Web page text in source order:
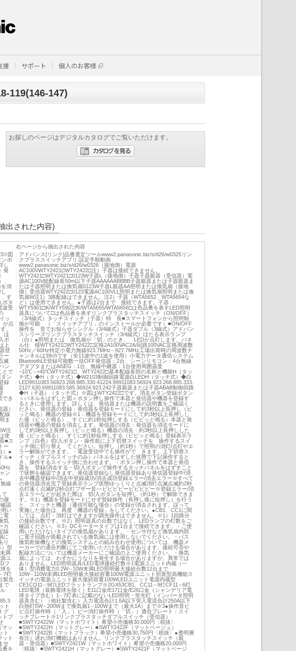
援 サポート 個人のお客様
119(146-147)
お探しのページはデジタルカタログでご覧いただけます。
出された内容)
図
ンボ
し
発
消
す
ボタ
波受
ッ
が点
。
ほ
ボ
上
登
ー
滅
ン
とで
ン
録
でき
）
線
ま
注
使
■ス
ー
）●
ル●
ン
線
て
接
認
い
電
気
カ
線
に
り
型
満
ユ
フ
を
灯
製含
で
ト
グ
トブ
マッ
ト
ット
せ
番を
右ページから抽出された内容
アドバンス[リンク]品番選定ツールwww2.panasonic.biz/s/d26/w0325リン
クプラススイッチアプリ:設定手順動画
www2.panasonic.biz/s/d26/w0326（接地側）電源
AC100VWTY2421□WTY2422□注）子器は接続できません。
WTY2421□WTY2421□0123W子器L（接地側）子器子器親器（受信器）電
源AC100V総配線長50m以下子器AAAAAABBBB子器親器または子器親器ま
たは子器照明または換気扇0123W子器L親器AA照明または換気扇（接地
側）受信器WTY2422□0123電源AC100VLL照明または換気扇照明または換
気扇W注1）3路配線はできません。注2）子器（WTA5652、WTA5654な
ど）は使用できません。●子器は2台まで 接続できます。子器：
WTY5901□K/WTY5902□K/WTA5655/WTA5656□は色品番を表すLED照明
器具について□は色品番を表すリンクプラスタッチスイッチ（ON/OFF）
（3/4線式）タッチスイッチ（子器）特 長■スマートフォンから照明制
御が可能 （「スイッチアプリ」のインストールが必要です）■ON/OFF
操作を 音でお知らせシングル（3/4線式）子器ダブル（3線式）アドバン
スシリーズリンクプラスタッチスイッチ（3/4線式）ほたる表示ランプ
（白）●照明または 換気扇が「切」のとき、 LEDが点灯します。パネ
ル仕 様WTY2421□WTY2422□定格2A100VAC2A/回路100VAC定格周波数
50Hz／60Hz特定小電力無線923.7MHz∼927.7MHz工場出荷時の周波数チ
ャンネルは39chです（全11波中の1波を使用）小電力データ通信システム
BluetoothLE登録可能数一括OFF発信器：2台、シーンリモコン：4台無線
アダプタまたはAiSEG：1台、無線中継器：1台使用周囲温度
−10℃∼+40℃WTY2421□、WTY2422□基本配線各部の名称と機能H（タッ
チ式）◆H（タッチ式）◆W2103制御回路電源白LEDH（タッチ式）◆白
LED9911083.56923.268.885.330.41224.99911083.56924.923.268.885.333.
2127.630.69911083.585.36924.923.242子器親器または子器ABAB制御回路
◆H（子器）（タッチ式）※図はWTY2422□です。消去ボタン登録ボタン
＜パネルをはずした図＞ボタン押し操作で本器と発信器や機器を登録す
るときに使用します。詳しくは、発信器または機器の説明書をご確認く
ださい。発信器の登録：発信器を登録モードにして約3秒以上長押し（ピ
ッと鳴る）機器の登録※1：機器を登録モードにして約3秒以上長押しし
た後（ピッと鳴る）、すぐに約1秒短押しする（ピピッと鳴る）本器と発
信器や機器の登録を消去します。発信器の消去：発信器を消去モードに
して約3秒以上長押し（ピッと鳴る）機器の消去：約3秒以上長押しした
後（ピッと鳴る）、すぐに約1秒短押しする（ピピッと鳴る）登録表示ラ
ンプ（白色）切/入ボタン・操作前に上下切替スイッチを 操作するスイ
ッチ側に切り替え てください。短押し（約1秒）で照明の消灯/点灯やエ
ラー解除ができます。・電波受信中でも操作がで きます。上下切替ス
イッチ（ダブルスイッチのみ）パネルをはずした状態で下記操作すると
き、操作するスイッチ側に合わせます。・ボタン押し操作で本器と発信
器を 登録/消去する・切/入ボタンで操作するタッチパネルをはずすこと
で状態を確認できます。発信器登録なし発信器登録あり発信器登録中/消
去中機器登録中/消去中登録成功/消去成功登録エラー/消去エラー※すべて
の発信器消去完了登録表示ランプ状態ゆっくりと点滅消灯点滅点滅約2秒
点灯速く点滅約2秒点灯ブザー音−−ピピピピーピピピピー※登録エラー/消
去エラーなどが起きた際は 切/入ボタンを短押し（約1秒）で解除できま
す。※1）機器を登録モードにせず登録操作（長押し後に短押し）を行う
と、スイッチと機器（通信可能な場合）の登録が消去されます。誤って
実施した場合は、再度「機器の登録」をしてください。●CB1、CC1に関
しては、点灯・消灯はできますが調光操作はできません。※1）1回路分
の接続台数です。※2）照明器具の台数ではなく、LEDランプの灯数をご
確認ください。※3）DCモータータイプは1台まで接続できます。・ご使
用いただけないタイプの換気扇があります。・センサ付など換気扇内部
に電子回路が搭載されている換気扇には使用しないでください。・バス
換気乾燥機などの換気システムとの組み合わせ使用については、機器メ
ーカーでの適合判断にてご使用いただける場合があります。接続可否や
配線方法については機器メーカーにご確認の上ご使用ください。・換気
扇によっては、わずかにうなりを発生する場合がありますが、異常では
ありません。LED照明器具/LED電球接続灯数※1電源ユニット内蔵（一
体）型消費電力0.2W∼10W未満LED照明最大接続台数12台まで
10W∼110W未満LED照明最大接続容量100W電源ユニット別置型高機能ス
イッチの電源ユニット最大接続容量100WLEDユニット電源内蔵型
CE1CQ11∼9灯LEDフラットランプ※2GX53CB1、CC11∼9灯CF11∼6灯
LED電球（装飾電球を除く）E11口金/E17口金/E26口金（シャンデリア電
球タイプ含む）1∼7灯表に記載のないLED照明・蛍光灯（インバータ照明
器具含む）（他社製含む）入力電流合計1.6A以下突入電流合計250A以下
白熱灯5W∼200Wまで換気扇1∼100Wまで（最大1A）まで※3●操作音ピ
ピ点灯操作時（「入」）ピー消灯操作時（「切」）適合プレート：スイ
ッチプレート※1リンクプラスタッチダブルスイッチ（受信器）
■SWTY2422W（マットホワイト）希望小売価格30,000円〈税抜〉
■SWTY2422H（マットグレー）■SWTY2422F（マットベージュ）
■SWTY2422B（マットブラック）希望小売価格30,750円〈税抜〉●透明層
有注）遅れ消灯機能はありません。リンクプラスタッチスイッチ（親
器・受信器）■SWTY2421W（マットホワイト）希望小売価格20,000円
〈税抜〉■SWTY2421H（マットグレー）■SWTY2421F（マットベージ